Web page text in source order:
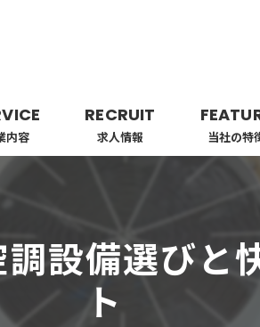
内容
RECRUIT
求人情報 当社の特
ビルトイン
エアコン
設備選びと
ト